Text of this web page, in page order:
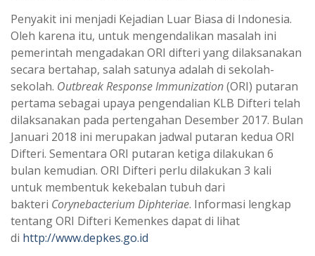
Penyakit ini menjadi Kejadian Luar Biasa di Indonesia.
Oleh karena itu, untuk mengendalikan masalah ini
pemerintah mengadakan ORI difteri yang dilaksanakan
secara bertahap, salah satunya adalah di sekolah-
sekolah. Outbreak Response Immunization(ORI) putaran
pertama sebagai upaya pengendalian KLB Difteri telah
dilaksanakan pada pertengahan Desember 2017. Bulan
Januari 2018 ini merupakan jadwal putaran kedua ORI
Difteri. Sementara ORI putaran ketiga dilakukan 6
bulan kemudian. ORI Difteri perlu dilakukan 3 kali
untuk membentuk kekebalan tubuh dari
bakteri Corynebacterium Diphteriae. Informasi lengkap
tentang ORI Difteri Kemenkes dapat di lihat
di http://www.depkes.go.id